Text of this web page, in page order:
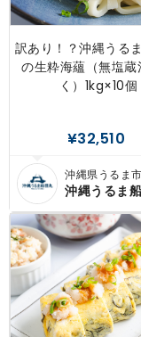
訳あり！？沖縄うる
の生粋海蘊（無塩蔵
く）1kg×10個
¥32,510
沖縄県うるま
沖縄うるま